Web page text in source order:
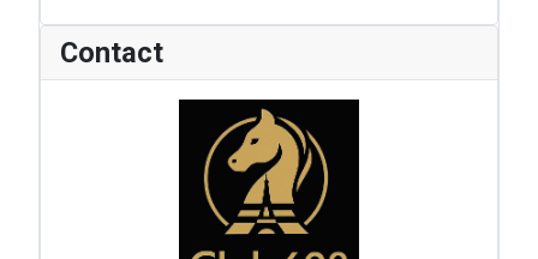
Contact